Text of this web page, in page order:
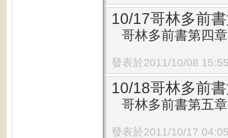
10/17哥林多前
哥林多前書第四
發表於2011/10/08
10/18哥林多前
哥林多前書第五
發表於2011/10/17